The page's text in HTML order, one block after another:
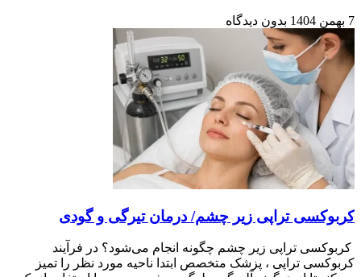
7 بهمن 1404 بدون دیدگاه
کربوکسی تراپی زیر چشم/ درمان تیرگی و گودی
کربوکسی تراپی زیر چشم چگونه انجام می‌شود؟ در فرآیند
کربوکسی تراپی ، پزشک متخصص ابتدا ناحیه مورد نظر را تمیز